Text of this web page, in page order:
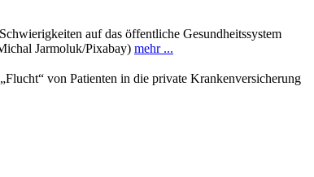
auf das öffentliche Gesundheitssystem
Jarmoluk/Pixabay) mehr ...
von Patienten in die private Krankenversicherung